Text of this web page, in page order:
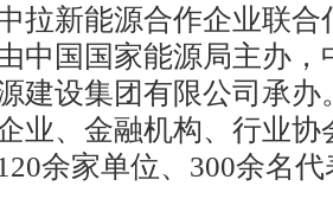
拉新能源合作企业联合
国国家能源局主办，
建设集团有限公司承
业、金融机构、行业
余家单位、300余名